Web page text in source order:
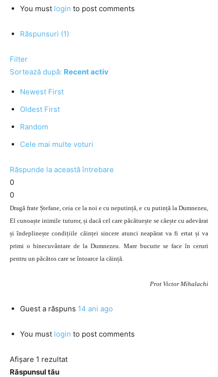
You must login to post comments
Răspunsuri (1)
Filter
Sortează după: Recent activ
Newest First
Oldest First
Random
Cele mai multe voturi
Răspunde la această întrebare
0
0
Dragă frate Ștefane, ceia ce la noi e cu neputință, e cu putință la Dumnezeu,
El cunoaște inimile tuturor, și dacă cel care păcătuește se căește cu adevărat
și îndeplinește condițiile căinței sincere atunci neapărat va fi ertat și va
primi o binecuvântare de la Dumnezeu. Mare bucurie se face în ceruri
pentru un păcătos care se întoarce la căință.
Prot Victor Mihalachi
Guest a răspuns 14 ani ago
You must login to post comments
Afișare 1 rezultat
Răspunsul tău